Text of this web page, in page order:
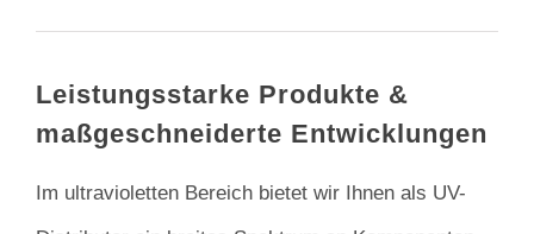
Leistungsstarke Produkte &
maßgeschneiderte Entwicklungen
Im ultravioletten Bereich bietet wir Ihnen als UV-